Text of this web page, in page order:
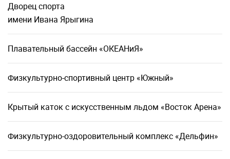
Дворец спорта
имени Ивана Ярыгина
Плавательный бассейн «ОКЕАНиЯ»
Физкультурно-спортивный центр «Южный»
Крытый каток с искусственным льдом «Восток Арена»
Физкультурно-оздоровительный комплекс «Дельфин»